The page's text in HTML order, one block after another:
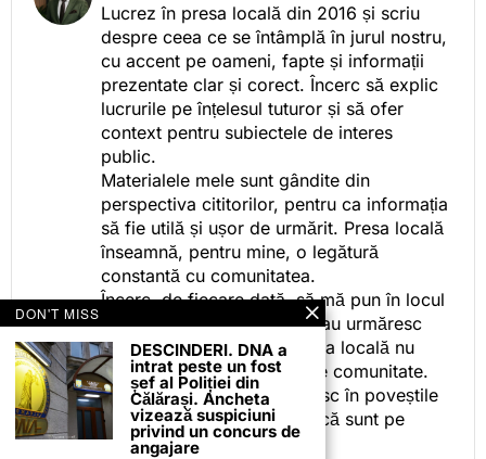
Lucrez în presa locală din 2016 și scriu
despre ceea ce se întâmplă în jurul nostru,
cu accent pe oameni, fapte și informații
prezentate clar și corect. Încerc să explic
lucrurile pe înțelesul tuturor și să ofer
context pentru subiectele de interes
public.
Materialele mele sunt gândite din
perspectiva cititorilor, pentru ca informația
să fie utilă și ușor de urmărit. Presa locală
înseamnă, pentru mine, o legătură
constantă cu comunitatea.
Încerc, de fiecare dată, să mă pun în locul
celor care citesc, privesc sau urmăresc
ceea ce fac. Pentru că presa locală nu
este despre mine, ci despre comunitate.
Iar dacă oamenii se regăsesc în poveștile
pe care le spun, înseamnă că sunt pe
drumul bun.
DON'T MISS
DESCINDERI. DNA a
intrat peste un fost
șef al Poliției din
Călărași. Ancheta
vizează suspiciuni
privind un concurs de
angajare